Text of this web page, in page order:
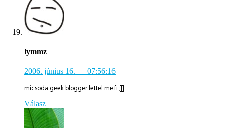
lymmz
2006. június 16. — 07:56:16
micsoda geek blogger lettel mefi ;]]
Válasz